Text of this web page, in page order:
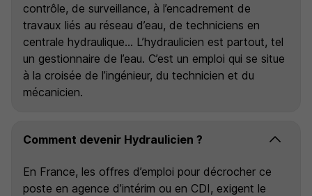
contrôle, de surveillance, à l’encadrement de
travaux liés au réseau d’eau, de techniciens en
centrale hydraulique… L’hydraulicien est partout, tel
un gestionnaire de l’eau. C’est un emploi qui se situe
à la croisée de l’ingénieur, du technicien et du
mécanicien.
Comment devenir Hydraulicien ?
En France, les offres d’emploi pour décrocher ce
poste en agence d’intérim ou en CDI, exigent le